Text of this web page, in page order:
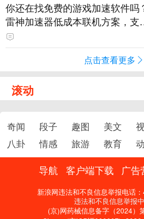
你还在找免费的游戏加速软件吗
雷神加速器低成本联机方案，支
免费试用
点击查看更多
滚动
奇闻 段子 趣图 美文
八卦
情感 旅游 教育
导航 客户端下载 广告
新浪网违法和不良信息举报电话
违法和不良信息举报
(京)网药械信息备字（2024）